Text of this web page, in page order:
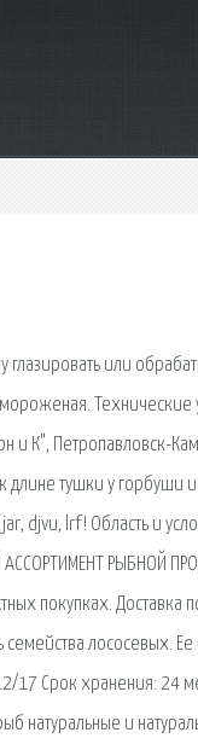
или
Технические
и К", Петропавловск-
тушки у горбуши
djvu, lrf! Область и
РЫБНОЙ
покупках.
лососевых.
Срок хранения: 24
натуральные и